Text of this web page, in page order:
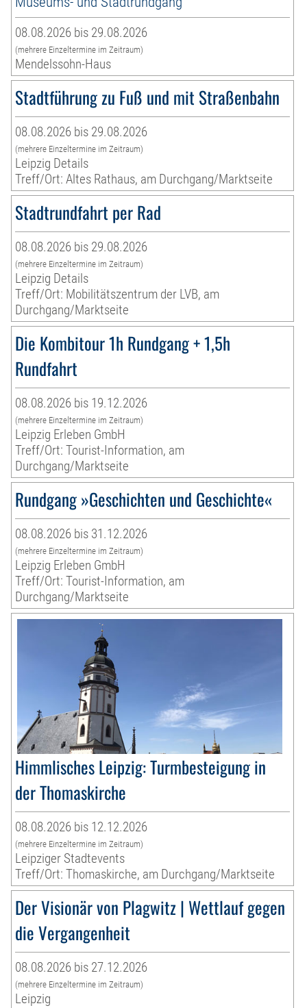
08.08.2026 bis 29.08.2026
(mehrere Einzeltermine im Zeitraum)
Mendelssohn-Haus
Stadtführung zu Fuß und mit Straßenbahn
08.08.2026 bis 29.08.2026
(mehrere Einzeltermine im Zeitraum)
Leipzig Details
Treff/Ort: Altes Rathaus, am Durchgang/Marktseite
Stadtrundfahrt per Rad
08.08.2026 bis 29.08.2026
(mehrere Einzeltermine im Zeitraum)
Leipzig Details
Treff/Ort: Mobilitätszentrum der LVB, am
Durchgang/Marktseite
Die Kombitour 1h Rundgang + 1,5h
Rundfahrt
08.08.2026 bis 19.12.2026
(mehrere Einzeltermine im Zeitraum)
Leipzig Erleben GmbH
Treff/Ort: Tourist-Information, am
Durchgang/Marktseite
Rundgang »Geschichten und Geschichte«
08.08.2026 bis 31.12.2026
(mehrere Einzeltermine im Zeitraum)
Leipzig Erleben GmbH
Treff/Ort: Tourist-Information, am
Durchgang/Marktseite
Himmlisches Leipzig: Turmbesteigung in
der Thomaskirche
08.08.2026 bis 12.12.2026
(mehrere Einzeltermine im Zeitraum)
Leipziger Stadtevents
Treff/Ort: Thomaskirche, am Durchgang/Marktseite
Der Visionär von Plagwitz | Wettlauf gegen
die Vergangenheit
08.08.2026 bis 27.12.2026
(mehrere Einzeltermine im Zeitraum)
Leipzig